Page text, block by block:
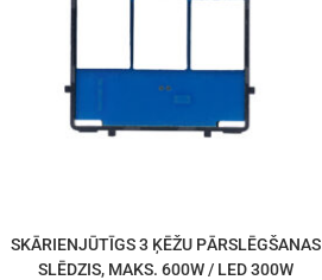
SKĀRIENJŪTĪGS 3 ĶĒŽU PĀRSLĒGŠANAS
SLĒDZIS, MAKS. 600W / LED 300W